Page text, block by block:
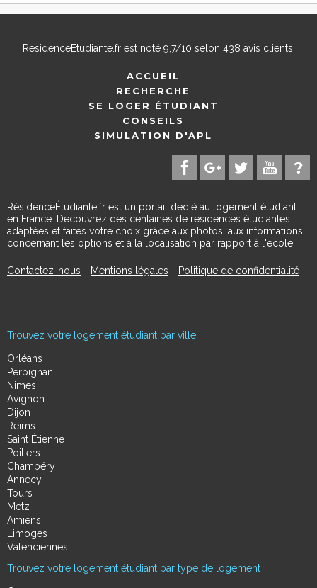
ResidenceEtudiante.frest noté 9,7/10 selon 438 avis clients.
ACCUEIL
RECHERCHE
SE LOGER ÉTUDIANT
CONSEILS
SIMULATION D'APL
RésidenceÉtudiante.fr est un portail dédié au logement étudiant
en France. Découvrez des centaines de résidences étudiantes
adaptées et faites votre choix grâce aux photos, aux informations
concernant les options et à la localisation par rapport à l'école.
Contactez-nous - Mentions légales - Politique de confidentialité
Trouvez votre logement étudiant par ville
Orléans
Perpignan
Nimes
Avignon
Dijon
Reims
Saint Étienne
Poitiers
Chambéry
Annecy
Tours
Metz
Amiens
Limoges
Valenciennes
Trouvez votre logement étudiant par type de logement